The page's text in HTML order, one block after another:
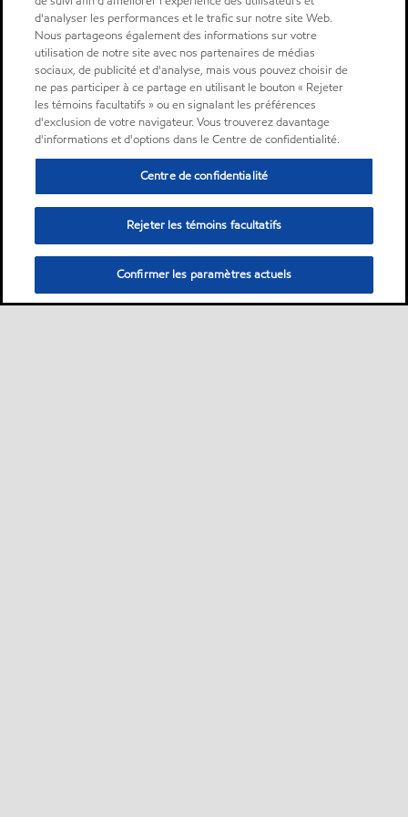
d'analyser les performances et le trafic sur notre site Web.
Nous partageons également des informations sur votre
utilisation de notre site avec nos partenaires de médias
sociaux, de publicité et d'analyse, mais vous pouvez choisir de
ne pas participer à ce partage en utilisant le bouton « Rejeter
les témoins facultatifs » ou en signalant les préférences
d'exclusion de votre navigateur. Vous trouverez davantage
d'informations et d'options dans le Centre de confidentialité.
Centre de confidentialité
Rejeter les témoins facultatifs
Confirmer les paramètres actuels